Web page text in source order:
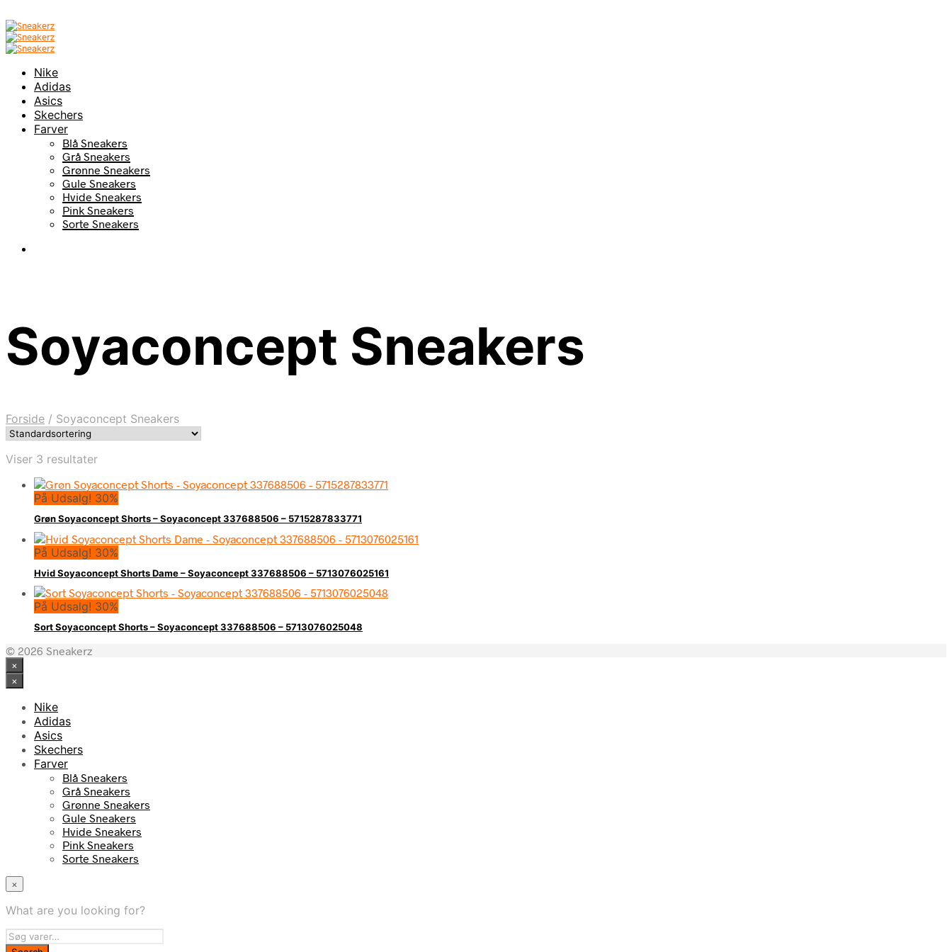
Nike
Adidas
Asics
Skechers
Farver
Blå Sneakers
Grå Sneakers
Grønne Sneakers
Gule Sneakers
Hvide Sneakers
Pink Sneakers
Sorte Sneakers
Soyaconcept Sneakers
Forside / Soyaconcept Sneakers
Viser 3 resultater
På Udsalg! 30%
Grøn Soyaconcept Shorts – Soyaconcept 337688506 – 5715287833771
På Udsalg! 30%
Hvid Soyaconcept Shorts Dame – Soyaconcept 337688506 – 5713076025161
På Udsalg! 30%
Sort Soyaconcept Shorts – Soyaconcept 337688506 – 5713076025048
© 2026 Sneakerz
×
×
Nike
Adidas
Asics
Skechers
Farver
Blå Sneakers
Grå Sneakers
Grønne Sneakers
Gule Sneakers
Hvide Sneakers
Pink Sneakers
Sorte Sneakers
×
What are you looking for?